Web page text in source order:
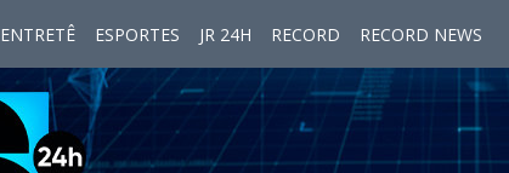
ENTRETÊ ESPORTES JR 24H RECORD RECORD NEWS